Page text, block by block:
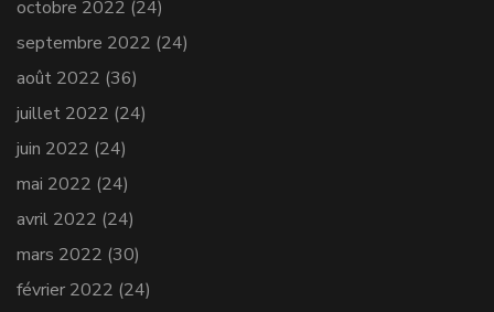
octobre 2022 (24)
septembre 2022 (24)
août 2022 (36)
juillet 2022 (24)
juin 2022 (24)
mai 2022 (24)
avril 2022 (24)
mars 2022 (30)
février 2022 (24)